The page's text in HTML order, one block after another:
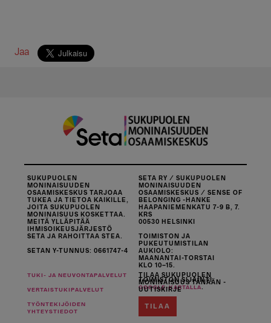
Jaa
SUKUPUOLEN
MONINAISUUDEN
OSAAMISKESKUS TARJOAA
TUKEA JA TIETOA KAIKILLE,
JOITA SUKUPUOLEN
MONINAISUUS KOSKETTAA.
MEITÄ YLLÄPITÄÄ
IHMISOIKEUSJÄRJESTÖ
SETA JA RAHOITTAA STEA.
SETAN Y-TUNNUS: 0661747-4
SETA RY / SUKUPUOLEN
MONINAISUUDEN
OSAAMISKESKUS / SENSE OF
BELONGING -HANKE
HAAPANIEMENKATU 7-9 B, 7.
KRS
00530 HELSINKI
TOIMISTON JA
PUKEUTUMISTILAN
AUKIOLO:
MAANANTAI-TORSTAI
KLO 10–15.
TOIMISTON SIJAINTI
GOOGLE-KARTALLA
TUKI- JA NEUVONTAPALVELUT
VERTAISTUKIPALVELUT
TYÖNTEKIJÖIDEN
YHTEYSTIEDOT
TILAA SUKUPUOLEN
MONINAISUUS TÄNÄÄN -
UUTISKIRJE
TILAA